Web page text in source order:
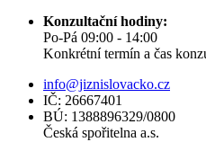
Konzultační hodiny:
Po-Pá 09:00 - 14:00
Konkrétní termín a čas
info@jiznislovacko.cz
IČ: 26667401
BÚ: 1388896329/0800
Česká spořitelna a.s.